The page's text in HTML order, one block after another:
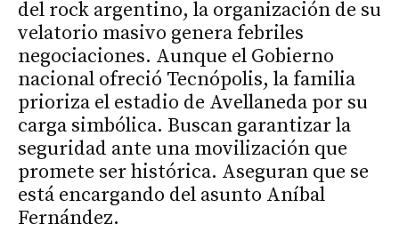
del rock argentino, la organización de su
velatorio masivo genera febriles
negociaciones. Aunque el Gobierno
nacional ofreció Tecnópolis, la familia
prioriza el estadio de Avellaneda por su
carga simbólica. Buscan garantizar la
seguridad ante una movilización que
promete ser histórica. Aseguran que se
está encargando del asunto Aníbal
Fernández.